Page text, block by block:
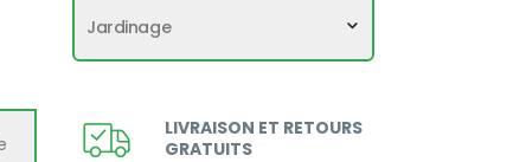
Jardinage
LIVRAISON ET RETOURS
GRATUITS